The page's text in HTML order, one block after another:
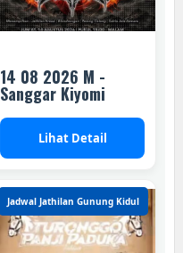
14 08 2026 M -
Sanggar Kiyomi
Lihat Detail
Jadwal Jathilan Gunung Kidul